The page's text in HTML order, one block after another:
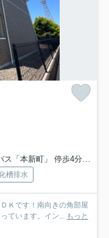
ス「本新町」 停歩4分
槽排水
Ｋです！南向きの角部屋
ています。イン... もっと